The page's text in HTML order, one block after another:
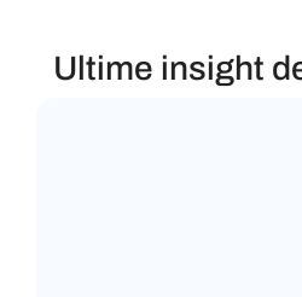
Ultime insight